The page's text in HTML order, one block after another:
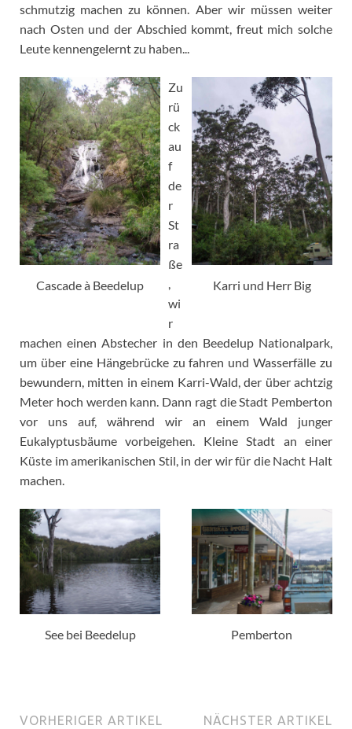
schmutzig machen zu können. Aber wir müssen weiter
nach Osten und der Abschied kommt, freut mich solche
Leute kennengelernt zu haben...
Cascade à Beedelup Karri und Herr Big
Zu
rü
ck
au
f
de
r
St
ra
ße
,
wi
r
machen einen Abstecher in den Beedelup Nationalpark,
um über eine Hängebrücke zu fahren und Wasserfälle zu
bewundern, mitten in einem Karri-Wald, der über achtzig
Meter hoch werden kann. Dann ragt die Stadt Pemberton
vor uns auf, während wir an einem Wald junger
Eukalyptusbäume vorbeigehen. Kleine Stadt an einer
Küste im amerikanischen Stil, in der wir für die Nacht Halt
machen.
See bei Beedelup Pemberton
VORHERIGER ARTIKEL NÄCHSTER ARTIKEL